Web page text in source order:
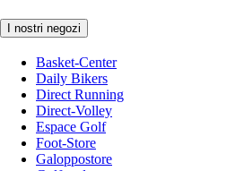
I nostri negozi
Basket-Center
Daily Bikers
Direct Running
Direct-Volley
Espace Golf
Foot-Store
Galoppostore